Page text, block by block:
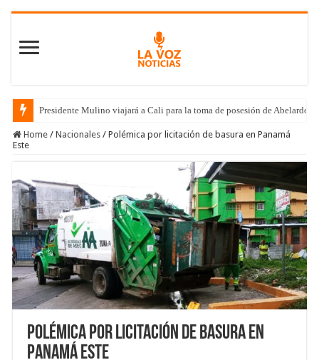
Presidente Mulino viajará a Cali para la toma de posesión de Abelardo
Home / Nacionales / Polémica por licitación de basura en Panamá
Este
Polémica por licitación de basura en
Panamá Este